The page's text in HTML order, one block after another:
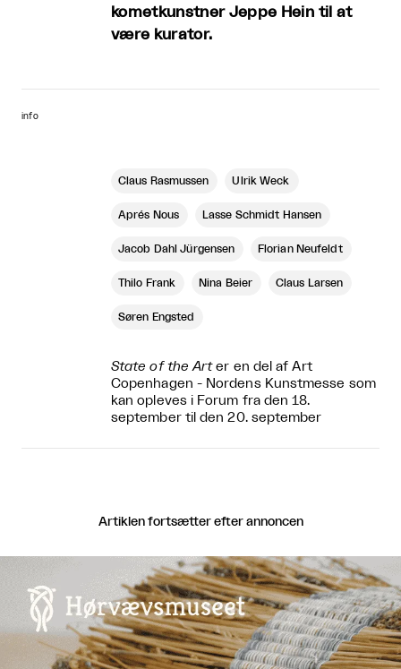
kometkunstner Jeppe Hein til at
være kurator.
info
Claus Rasmussen Ulrik Weck
Aprés Nous Lasse Schmidt Hansen
Jacob Dahl Jürgensen Florian Neufeldt
Thilo Frank Nina Beier Claus Larsen
Søren Engsted
State of the Arter en del af Art
Copenhagen - Nordens Kunstmesse som
kan opleves i Forum fra den 18.
september til den 20. september
Artiklen fortsætter efter annoncen